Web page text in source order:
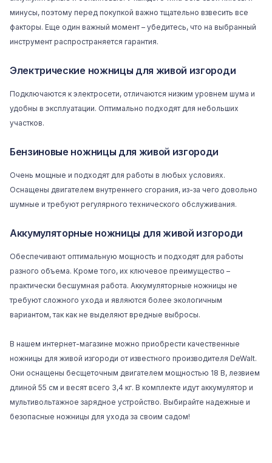
минусы, поэтому перед покупкой важно тщательно взвесить все
факторы. Еще один важный момент – убедитесь, что на выбранный
инструмент распространяется гарантия.
Электрические ножницы для живой изгороди
Подключаются к электросети, отличаются низким уровнем шума и
удобны в эксплуатации. Оптимально подходят для небольших
участков.
Бензиновые ножницы для живой изгороди
Очень мощные и подходят для работы в любых условиях.
Оснащены двигателем внутреннего сгорания, из-за чего довольно
шумные и требуют регулярного технического обслуживания.
Аккумуляторные ножницы для живой изгороди
Обеспечивают оптимальную мощность и подходят для работы
разного объема. Кроме того, их ключевое преимущество –
практически бесшумная работа. Аккумуляторные ножницы не
требуют сложного ухода и являются более экологичным
вариантом, так как не выделяют вредные выбросы.
В нашем интернет-магазине можно приобрести качественные
ножницы для живой изгороди от известного производителя DeWalt.
Они оснащены бесщеточным двигателем мощностью 18 В, лезвием
длиной 55 см и весят всего 3,4 кг. В комплекте идут аккумулятор и
мультивольтажное зарядное устройство. Выбирайте надежные и
безопасные ножницы для ухода за своим садом!